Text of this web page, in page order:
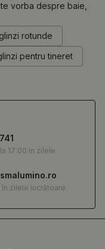
vorba despre baie,
rotunde
pentru tineret
17:00 în zilele
zilele lucrătoare.